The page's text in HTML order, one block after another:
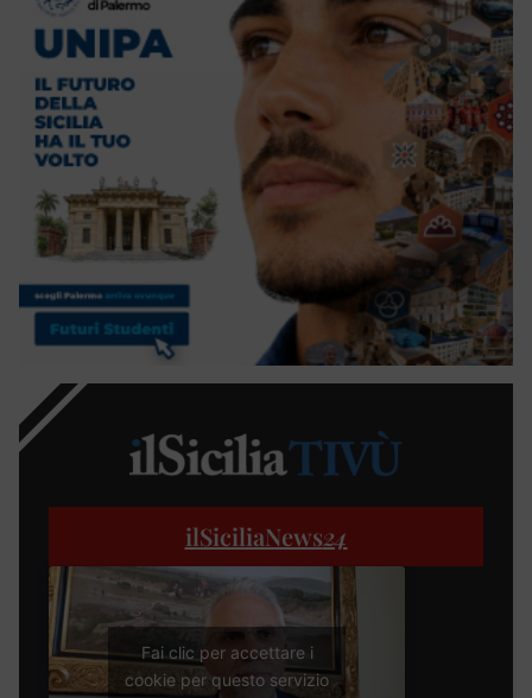
ilSiciliaNews24
Fai clic per accettare i
cookie per questo servizio